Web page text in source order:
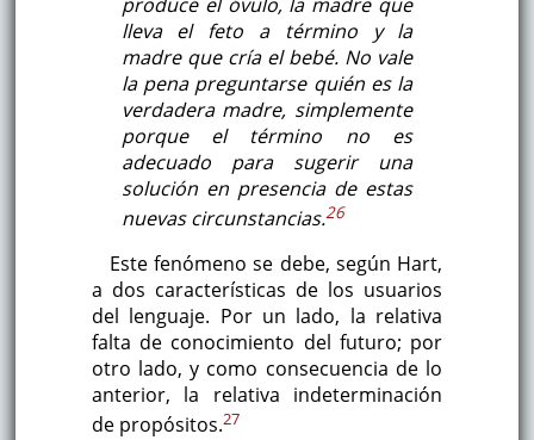
lleva el feto a término y la
madre que cría el bebé. No vale
la pena preguntarse quién es la
verdadera madre, simplemente
porque el término no es
adecuado para sugerir una
solución en presencia de estas
nuevas circunstancias.26
Este fenómeno se debe, según Hart,
a dos características de los usuarios
del lenguaje. Por un lado, la relativa
falta de conocimiento del futuro; por
otro lado, y como consecuencia de lo
anterior, la relativa indeterminación
de propósitos.27